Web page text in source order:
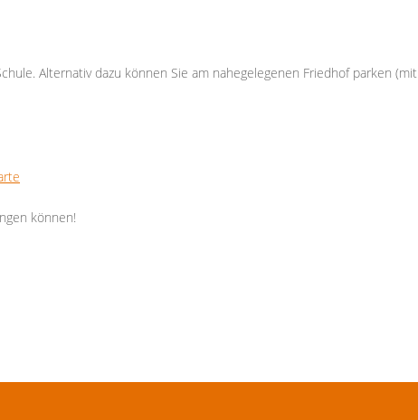
Alternativ dazu können Sie am nahegelegenen Friedhof parken (mit
können!